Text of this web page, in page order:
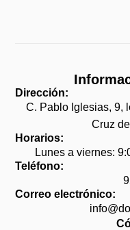
Dirección:
C. Pablo Iglesias, 9,
Cruz
Horarios:
Lunes a viernes:
Teléfono:
Correo electrónico: